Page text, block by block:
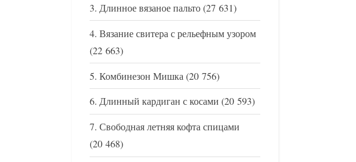
Длинное вязаное пальто(27 631)
Вязание свитера с рельефным узором
(22 663)
Комбинезон Мишка(20 756)
Длинный кардиган с косами (20 593)
Свободная летняя кофта спицами
(20 468)